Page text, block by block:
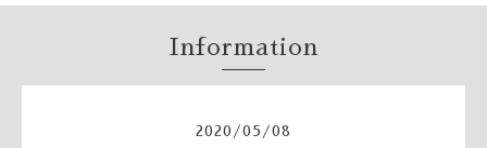
Information
2020 /05 /08